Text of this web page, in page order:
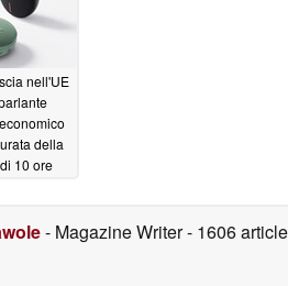
nell'UE
della
10 ore
- Magazine Writer- 1606